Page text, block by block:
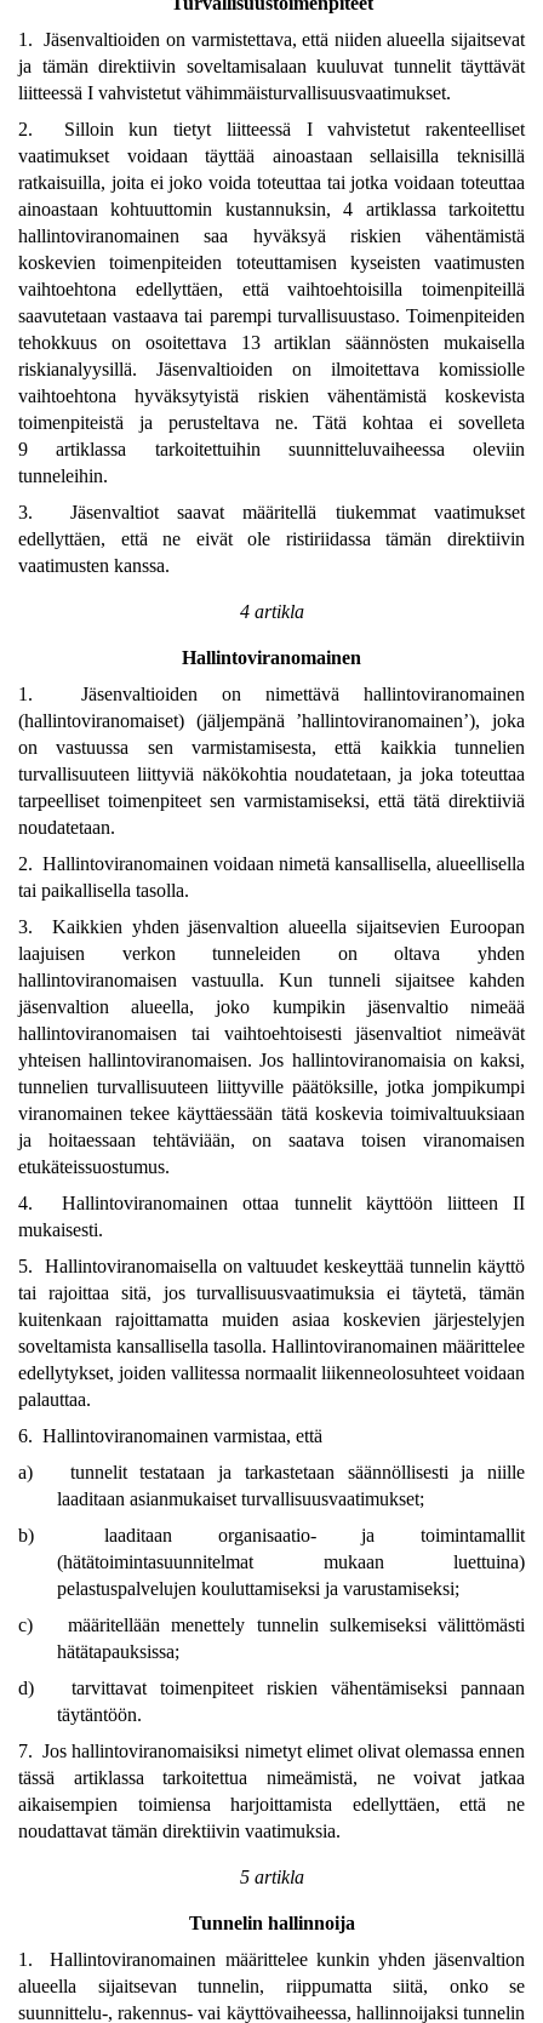
1. Jäsenvaltioiden on varmistettava, että niiden alueella sijaitsevat
ja tämän direktiivin soveltamisalaan kuuluvat tunnelit täyttävät
liitteessä I vahvistetut vähimmäisturvallisuusvaatimukset.
2. Silloin kun tietyt liitteessä I vahvistetut rakenteelliset
vaatimukset voidaan täyttää ainoastaan sellaisilla teknisillä
ratkaisuilla, joita ei joko voida toteuttaa tai jotka voidaan toteuttaa
ainoastaan kohtuuttomin kustannuksin, 4 artiklassa tarkoitettu
hallintoviranomainen saa hyväksyä riskien vähentämistä
koskevien toimenpiteiden toteuttamisen kyseisten vaatimusten
vaihtoehtona edellyttäen, että vaihtoehtoisilla toimenpiteillä
saavutetaan vastaava tai parempi turvallisuustaso. Toimenpiteiden
tehokkuus on osoitettava 13 artiklan säännösten mukaisella
riskianalyysillä. Jäsenvaltioiden on ilmoitettava komissiolle
vaihtoehtona hyväksytyistä riskien vähentämistä koskevista
toimenpiteistä ja perusteltava ne. Tätä kohtaa ei sovelleta
9 artiklassa tarkoitettuihin suunnitteluvaiheessa oleviin
tunneleihin.
3. Jäsenvaltiot saavat määritellä tiukemmat vaatimukset
edellyttäen, että ne eivät ole ristiriidassa tämän direktiivin
vaatimusten kanssa.
4 artikla
Hallintoviranomainen
1. Jäsenvaltioiden on nimettävä hallintoviranomainen
(hallintoviranomaiset) (jäljempänä ’hallintoviranomainen’), joka
on vastuussa sen varmistamisesta, että kaikkia tunnelien
turvallisuuteen liittyviä näkökohtia noudatetaan, ja joka toteuttaa
tarpeelliset toimenpiteet sen varmistamiseksi, että tätä direktiiviä
noudatetaan.
2. Hallintoviranomainen voidaan nimetä kansallisella, alueellisella
tai paikallisella tasolla.
3. Kaikkien yhden jäsenvaltion alueella sijaitsevien Euroopan
laajuisen verkon tunneleiden on oltava yhden
hallintoviranomaisen vastuulla. Kun tunneli sijaitsee kahden
jäsenvaltion alueella, joko kumpikin jäsenvaltio nimeää
hallintoviranomaisen tai vaihtoehtoisesti jäsenvaltiot nimeävät
yhteisen hallintoviranomaisen. Jos hallintoviranomaisia on kaksi,
tunnelien turvallisuuteen liittyville päätöksille, jotka jompikumpi
viranomainen tekee käyttäessään tätä koskevia toimivaltuuksiaan
ja hoitaessaan tehtäviään, on saatava toisen viranomaisen
etukäteissuostumus.
4. Hallintoviranomainen ottaa tunnelit käyttöön liitteen II
mukaisesti.
5. Hallintoviranomaisella on valtuudet keskeyttää tunnelin käyttö
tai rajoittaa sitä, jos turvallisuusvaatimuksia ei täytetä, tämän
kuitenkaan rajoittamatta muiden asiaa koskevien järjestelyjen
soveltamista kansallisella tasolla. Hallintoviranomainen määrittelee
edellytykset, joiden vallitessa normaalit liikenneolosuhteet voidaan
palauttaa.
6. Hallintoviranomainen varmistaa, että
a)
tunnelit testataan ja tarkastetaan säännöllisesti ja niille
laaditaan asianmukaiset turvallisuusvaatimukset;
b)
laaditaan organisaatio- ja toimintamallit
(hätätoimintasuunnitelmat mukaan luettuina)
pelastuspalvelujen kouluttamiseksi ja varustamiseksi;
c)
määritellään menettely tunnelin sulkemiseksi välittömästi
hätätapauksissa;
d)
tarvittavat toimenpiteet riskien vähentämiseksi pannaan
täytäntöön.
7. Jos hallintoviranomaisiksi nimetyt elimet olivat olemassa ennen
tässä artiklassa tarkoitettua nimeämistä, ne voivat jatkaa
aikaisempien toimiensa harjoittamista edellyttäen, että ne
noudattavat tämän direktiivin vaatimuksia.
5 artikla
Tunnelin hallinnoija
1. Hallintoviranomainen määrittelee kunkin yhden jäsenvaltion
alueella sijaitsevan tunnelin, riippumatta siitä, onko se
suunnittelu-, rakennus- vai käyttövaiheessa, hallinnoijaksi tunnelin